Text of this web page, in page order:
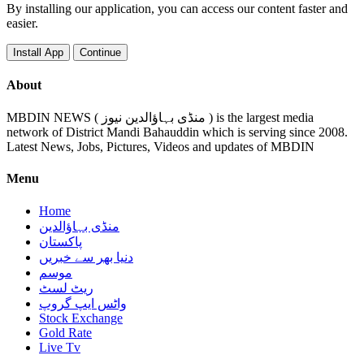
By installing our application, you can access our content faster and
easier.
Install App Continue
About
MBDIN NEWS ( منڈی بہاؤالدین نیوز ) is the largest media
network of District Mandi Bahauddin which is serving since 2008.
Latest News, Jobs, Pictures, Videos and updates of MBDIN
Menu
Home
منڈی بہاؤالدین
پاکستان
دنیا بھر سے خبریں
موسم
ریٹ لسٹ
واٹس ایپ گروپ
Stock Exchange
Gold Rate
Live Tv